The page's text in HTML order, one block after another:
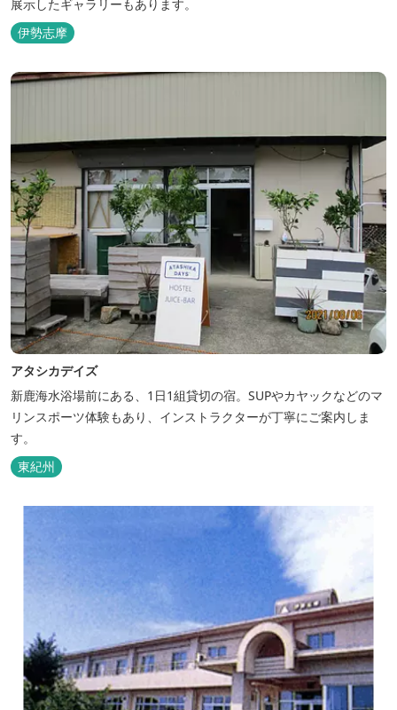
展示したギャラリーもあります。
伊勢志摩
アタシカデイズ
新鹿海水浴場前にある、1日1組貸切の宿。SUPやカヤックなどのマ
リンスポーツ体験もあり、インストラクターが丁寧にご案内しま
す。
東紀州